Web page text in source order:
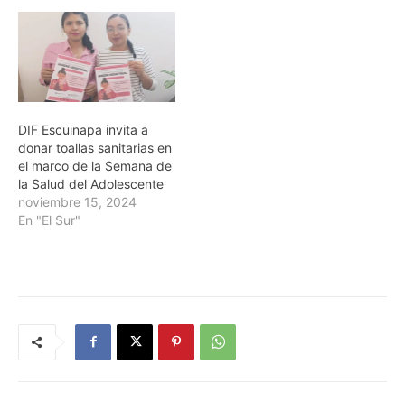
DIF Escuinapa invita a
donar toallas sanitarias en
el marco de la Semana de
la Salud del Adolescente
noviembre 15, 2024
En "El Sur"